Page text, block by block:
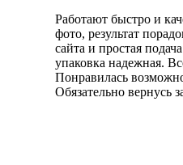
Работают быстро и
фото, результат
сайта и простая
упаковка надежная.
Понравилась
Обязательно вернусь